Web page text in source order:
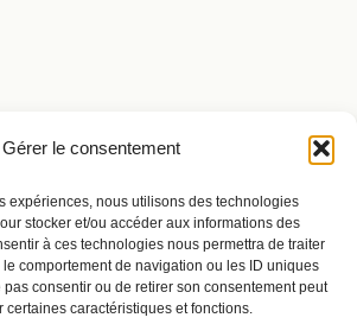
Gérer le consentement
expériences, nous utilisons des technologies
stocker et/ou accéder aux informations des
à ces technologies nous permettra de traiter
comportement de navigation ou les ID uniques
pas consentir ou de retirer son consentement peut
certaines caractéristiques et fonctions.